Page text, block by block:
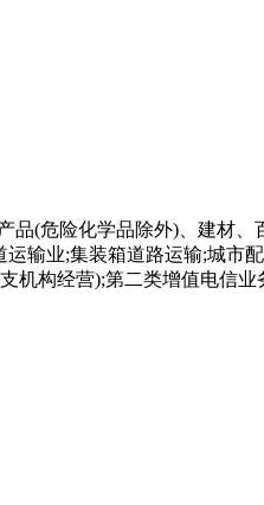
(危险化学品除外)、建材
输业;集装箱道路运输;城市
机构经营);第二类增值电信